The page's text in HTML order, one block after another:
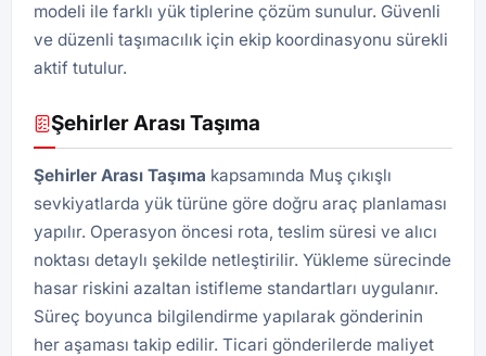
modeli ile farklı yük tiplerine çözüm sunulur. Güvenli
ve düzenli taşımacılık için ekip koordinasyonu sürekli
aktif tutulur.
Şehirler Arası Taşıma
Şehirler Arası Taşıma kapsamında Muş çıkışlı
sevkiyatlarda yük türüne göre doğru araç planlaması
yapılır. Operasyon öncesi rota, teslim süresi ve alıcı
noktası detaylı şekilde netleştirilir. Yükleme sürecinde
hasar riskini azaltan istifleme standartları uygulanır.
Süreç boyunca bilgilendirme yapılarak gönderinin
her aşaması takip edilir. Ticari gönderilerde maliyet